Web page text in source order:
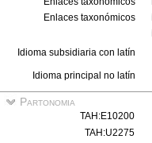
Enlaces taxonómicos
Idioma subsidiaria con latín
Idioma principal no latín
Partonomia
TAH:E10200
TAH:U2275